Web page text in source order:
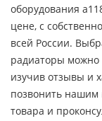
оборудования
цене, c
всей России.
радиаторы можно
изучив отзывы и
позвонить
товара и